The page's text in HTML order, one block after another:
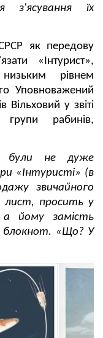
з'ясування їх
як передову
«Інтурист»,
рівнем
Уповноважений
Вільховий у звіті
рабинів,
були не дуже
«Інтуристі» (в
звичайного
лист, просить у
а йому замість
блокнот. «Що? У